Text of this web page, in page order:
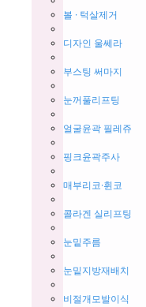
볼 · 턱살제거
디자인 울쎄라
부스팅 써마지
눈꺼풀리프팅
얼굴윤곽 필레쥬
핑크윤곽주사
매부리코·휜코
콜라겐 실리프팅
눈밑주름
눈밑지방재배치
비절개모발이식